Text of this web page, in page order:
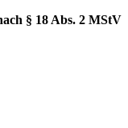
§ 18 Abs. 2 MStV